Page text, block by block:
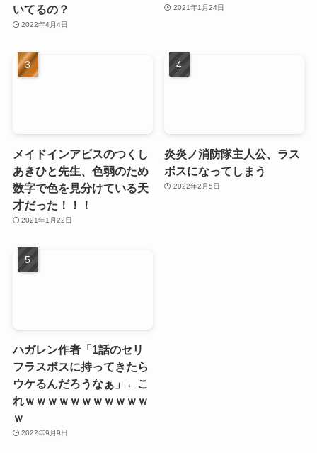
いてるの？
2022年4月4日
2021年1月24日
メイドインアビスのつくし
あきひと先生、色弱のため
数字で色を見分けている天
才だった！！！
2021年1月22日
炎炎ノ消防隊主人公、ラス
ボスになってしまう
2022年2月5日
ハガレン作者「1話のセリ
フラスボスに持ってきたら
ウケるんだろうなぁ」←こ
れｗｗｗｗｗｗｗｗｗｗｗ
ｗ
2022年9月9日